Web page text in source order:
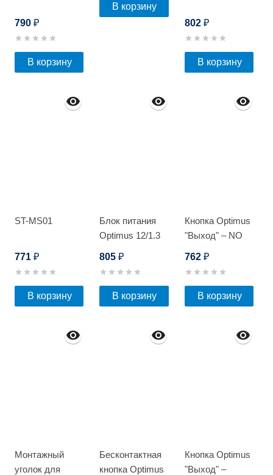
790 ₽
В корзину
В корзину
802 ₽
В корзину
ST-MS01
771 ₽
В корзину
Блок питания
Optimus 12/1.3
805₽
В корзину
Кнопка Optimus
"Выход" – NO
762 ₽
В корзину
Монтажный
уголок для
Бесконтактная
кнопка Optimus
Кнопка Optimus
"Выход" –